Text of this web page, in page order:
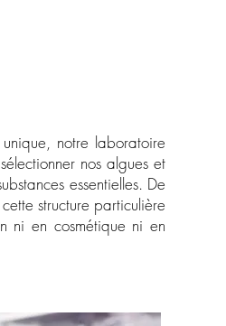
notre laboratoire
nos algues et
essentielles. De
structure particulière
ni en cosmétique ni en